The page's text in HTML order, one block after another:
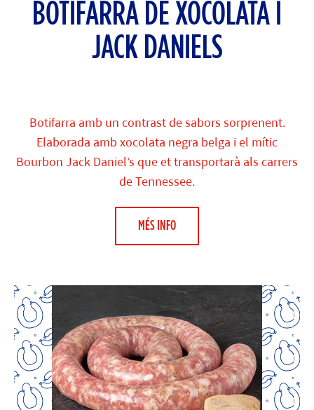
BOTIFARRA DE XOCOLATA I
JACK DANIELS
Botifarra amb un contrast de sabors sorprenent.
Elaborada amb xocolata negra belga i el mític
Bourbon Jack Daniel’s que et transportarà als carrers
de Tennessee.
MÉS INFO